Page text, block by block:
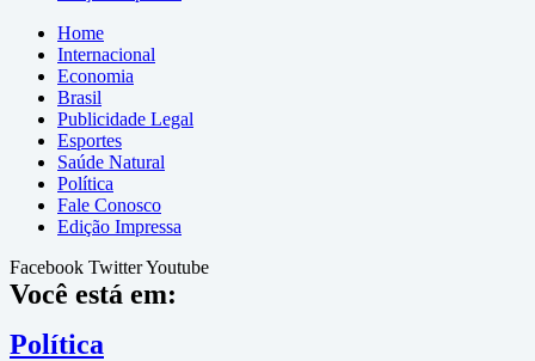
Home
Internacional
Economia
Brasil
Publicidade Legal
Esportes
Saúde Natural
Política
Fale Conosco
Edição Impressa
Facebook TwitterYoutube
Você está em:
Política